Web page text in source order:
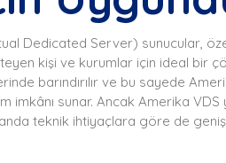
Dedicated Server) sunucular,
kişi ve kurumlar için ideal bir
barındırılır ve bu sayede
imkânı sunar. Ancak Amerika
teknik ihtiyaçlara göre de geniş